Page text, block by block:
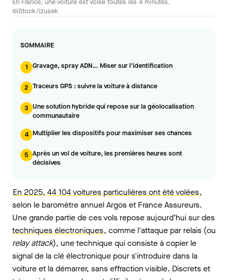
En France, une voiture est volée toutes les 4 minutes.
©iStock/izusek
SOMMAIRE
1 Gravage, spray ADN… Miser sur l’identification
2 Traceurs GPS : suivre la voiture à distance
3 Une solution hybride qui repose sur la géolocalisation
communautaire
4 Multiplier les dispositifs pour maximiser ses chances
5 Après un vol de voiture, les premières heures sont
décisives
En 2025, 44 104 voitures particulières ont été volées,
selon le baromètre annuel Argos et France Assureurs.
Une grande partie de ces vols repose aujourd’hui sur des
techniques électroniques, comme l'attaque par relais (ou
relay attack), une technique qui consiste à copier le
signal de la clé électronique pour s'introduire dans la
voiture et la démarrer, sans effraction visible. Discrets et